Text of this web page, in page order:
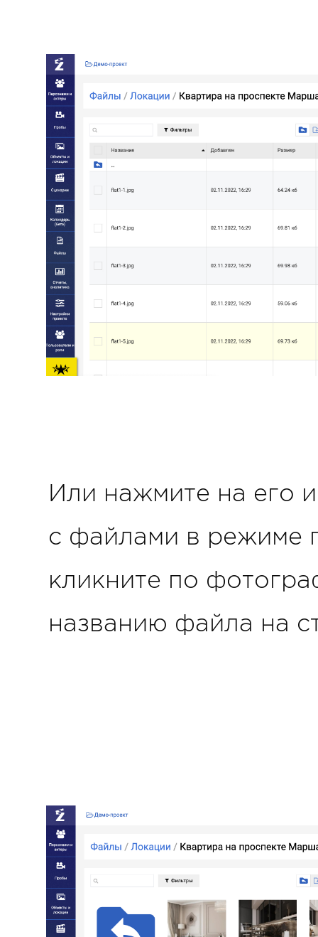
Или нажмите на его
с файлами в режиме
кликните по
названию файла на